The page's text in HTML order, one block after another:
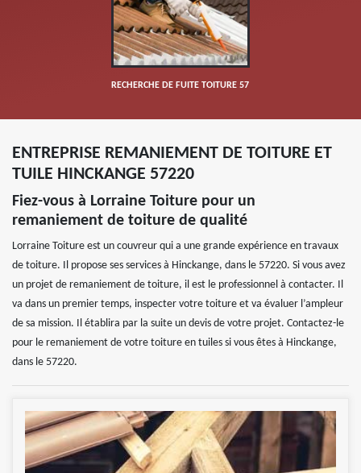
RECHERCHE DE FUITE TOITURE 57
ENTREPRISE REMANIEMENT DE TOITURE ET
TUILE HINCKANGE 57220
Fiez-vous à Lorraine Toiture pour un
remaniement de toiture de qualité
Lorraine Toiture est un couvreur qui a une grande expérience en travaux
de toiture. Il propose ses services à Hinckange, dans le 57220. Si vous avez
un projet de remaniement de toiture, il est le professionnel à contacter. Il
va dans un premier temps, inspecter votre toiture et va évaluer l’ampleur
de sa mission. Il établira par la suite un devis de votre projet. Contactez-le
pour le remaniement de votre toiture en tuiles si vous êtes à Hinckange,
dans le 57220.